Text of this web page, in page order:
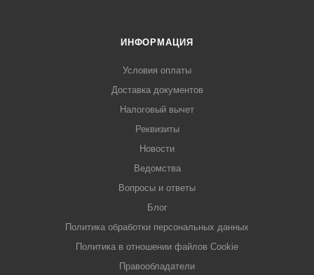
ИНФОРМАЦИЯ
Условия оплаты
Доставка документов
Налоговый вычет
Реквизиты
Новости
Ведомства
Вопросы и ответы
Блог
Политика обработки персональных данных
Политика в отношении файлов Cookie
Правообладатели